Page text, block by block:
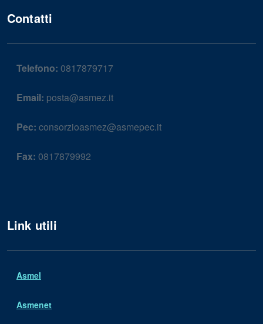
Contatti
Telefono: 0817879717
Email: posta@asmez.it
Pec: consorzioasmez@asmepec.it
Fax: 0817879992
Link utili
Asmel
Asmenet